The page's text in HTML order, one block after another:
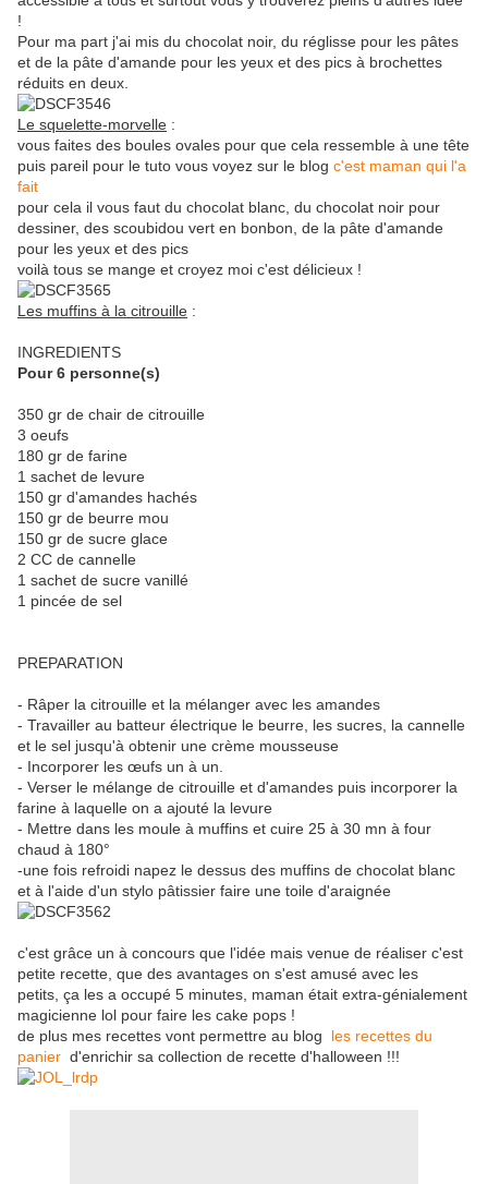
!
Pour ma part j'ai mis du chocolat noir, du réglisse pour les pâtes
et de la pâte d'amande pour les yeux et des pics à brochettes
réduits en deux.
Le squelette-morvelle :
vous faites des boules ovales pour que cela ressemble à une tête
puis pareil pour le tuto vous voyez sur le blog c'est maman qui l'a
fait
pour cela il vous faut du chocolat blanc, du chocolat noir pour
dessiner, des scoubidou vert en bonbon, de la pâte d'amande
pour les yeux et des pics
voilà tous se mange et croyez moi c'est délicieux !
Les muffins à la citrouille :
INGREDIENTS
Pour 6 personne(s)
350 gr de chair de citrouille
3 oeufs
180 gr de farine
1 sachet de levure
150 gr d'amandes hachés
150 gr de beurre mou
150 gr de sucre glace
2 CC de cannelle
1 sachet de sucre vanillé
1 pincée de sel
PREPARATION
- Râper la citrouille et la mélanger avec les amandes
- Travailler au batteur électrique le beurre, les sucres, la cannelle
et le sel jusqu'à obtenir une crème mousseuse
- Incorporer les œufs un à un.
- Verser le mélange de citrouille et d'amandes puis incorporer la
farine à laquelle on a ajouté la levure
- Mettre dans les moule à muffins et cuire 25 à 30 mn à four
chaud à 180°
-une fois refroidi napez le dessus des muffins de chocolat blanc
et à l'aide d'un stylo pâtissier faire une toile d'araignée
c'est grâce un à concours que l'idée mais venue de réaliser c'est
petite recette, que des avantages on s'est amusé avec les
petits, ça les a occupé 5 minutes, maman était extra-génialement
magicienne lol pour faire les cake pops !
de plus mes recettes vont permettre au blog les recettes du
panier d'enrichir sa collection de recette d'halloween !!!